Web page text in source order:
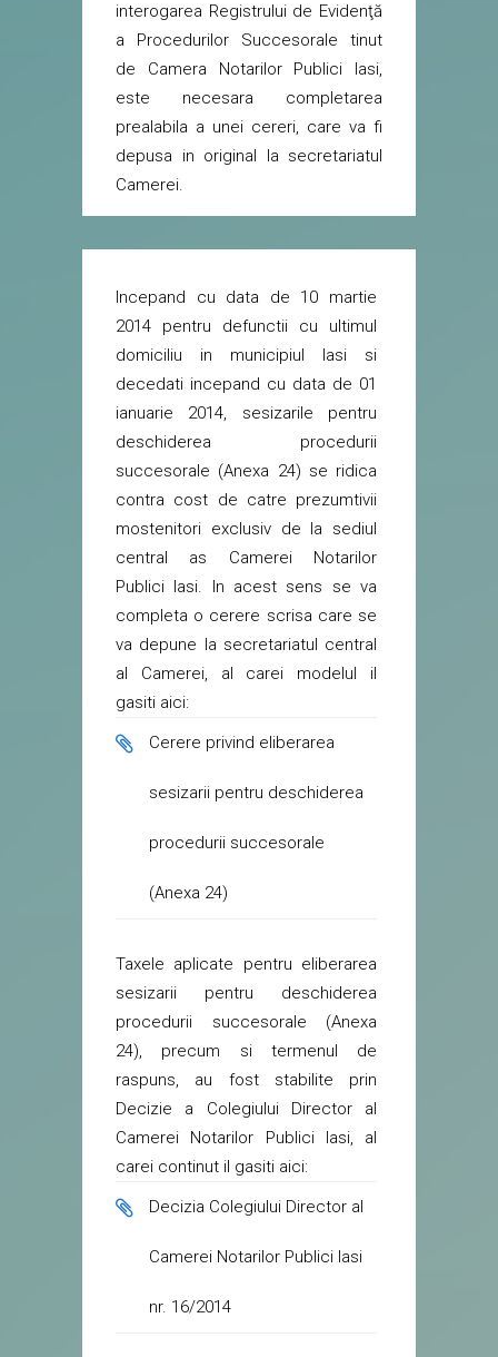
interogarea Registrului de Evidenţă
a Procedurilor Succesorale tinut
de Camera Notarilor Publici Iasi,
este necesara completarea
prealabila a unei cereri, care va fi
depusa in original la secretariatul
Camerei.
Incepand cu data de 10 martie
2014 pentru defunctii cu ultimul
domiciliu in municipiul Iasi si
decedati incepand cu data de 01
ianuarie 2014, sesizarile pentru
deschiderea procedurii
succesorale (Anexa 24) se ridica
contra cost de catre prezumtivii
mostenitori exclusiv de la sediul
central as Camerei Notarilor
Publici Iasi. In acest sens se va
completa o cerere scrisa care se
va depune la secretariatul central
al Camerei, al carei modelul il
gasiti aici:
Cerere privind eliberarea
sesizarii pentru deschiderea
procedurii succesorale
(Anexa 24)
Taxele aplicate pentru eliberarea
sesizarii pentru deschiderea
procedurii succesorale (Anexa
24), precum si termenul de
raspuns, au fost stabilite prin
Decizie a Colegiului Director al
Camerei Notarilor Publici Iasi, al
carei continut il gasiti aici:
Decizia Colegiului Director al
Camerei Notarilor Publici Iasi
nr. 16/2014